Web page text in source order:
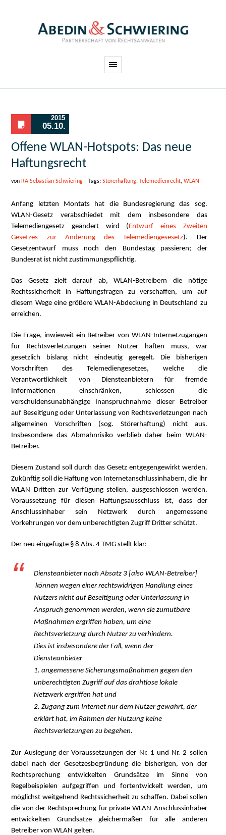
2015
05.10.
Offene WLAN-Hotspots: Das neue
Haftungsrecht
von RA Sebastian Schwiering Tags:Störerhaftung,Telemedienrecht,WLAN
Anfang letzten Montats hat die Bundesregierung das sog.
WLAN-Gesetz verabschiedet mit dem insbesondere das
Telemediengesetz geändert wird (Entwurf eines Zweiten
Gesetzes zur Änderung des Telemediengesesetz). Der
Gesetzentwurf muss noch den Bundestag passieren; der
Bundesrat ist nicht zustimmungspflichtig.
Das Gesetz zielt darauf ab, WLAN-Betreibern die nötige
Rechtssicherheit in Haftungsfragen zu verschaffen, um auf
diesem Wege eine größere WLAN-Abdeckung in Deutschland zu
erreichen.
Die Frage, inwieweit ein Betreiber von WLAN-Internetzugängen
für Rechtsverletzungen seiner Nutzer haften muss, war
gesetzlich bislang nicht eindeutig geregelt. Die bisherigen
Vorschriften des Telemediengesetzes, welche die
Verantwortlichkeit von Diensteanbietern für fremde
Informationen einschränken, schlossen die
verschuldensunabhängige Inanspruchnahme dieser Betreiber
auf Beseitigung oder Unterlassung von Rechtsverletzungen nach
allgemeinen Vorschriften (sog. Störerhaftung) nicht aus.
Insbesondere das Abmahnrisiko verblieb daher beim WLAN-
Betreiber.
Diesem Zustand soll durch das Gesetz entgegengewirkt werden.
Zukünftig soll die Haftung von Internetanschlussinhabern, die ihr
WLAN Dritten zur Verfügung stellen, ausgeschlossen werden.
Voraussetzung für diesen Haftungsausschluss ist, dass der
Anschlussinhaber sein Netzwerk durch angemessene
Vorkehrungen vor dem unberechtigten Zugriff Dritter schützt.
Der neu eingefügte § 8 Abs. 4 TMG stellt klar:
Diensteanbieter nach Absatz 3 [also WLAN-Betreiber]
können wegen einer rechtswidrigen Handlung eines
Nutzers nicht auf Beseitigung oder Unterlassung in
Anspruch genommen werden, wenn sie zumutbare
Maßnahmen ergriffen haben, um eine
Rechtsverletzung durch Nutzer zu verhindern.
Dies ist insbesondere der Fall, wenn der
Diensteanbieter
1. angemessene Sicherungsmaßnahmen gegen den
unberechtigten Zugriff auf das drahtlose lokale
Netzwerk ergriffen hat und
2. Zugang zum Internet nur dem Nutzer gewährt, der
erklärt hat, im Rahmen der Nutzung keine
Rechtsverletzungen zu begehen.
Zur Auslegung der Voraussetzungen der Nr. 1 und Nr. 2 sollen
dabei nach der Gesetzesbegründung die bisherigen, von der
Rechtsprechung entwickelten Grundsätze im Sinne von
Regelbeispielen aufgegriffen und fortentwickelt werden, um
möglichst weitgehend Rechtssicherheit zu schaffen. Dabei sollen
die von der Rechtsprechung für private WLAN-Anschlussinhaber
entwickelten Grundsätze gleichermaßen für alle anderen
Betreiber von WLAN gelten.